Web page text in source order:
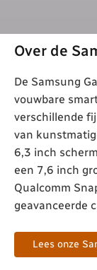
Over de
De Samsung
vouwbare
verschillende
van
6,3 inch
een 7,6 inch
Qualcomm
geavanceerde
Lees onze